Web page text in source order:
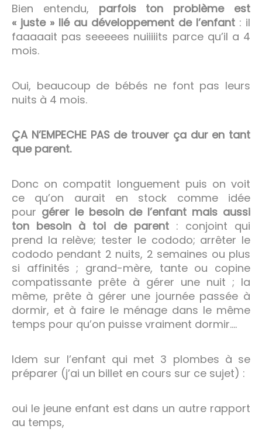
Bien entendu, parfois ton problème est
« juste » lié au développement de l’enfant : il
faaaaait pas seeeees nuiiiiits parce qu’il a 4
mois.
Oui, beaucoup de bébés ne font pas leurs
nuits à 4 mois.
ÇA N’EMPECHE PAS de trouver ça dur en tant
que parent.
Donc on compatit longuement puis on voit
ce qu’on aurait en stock comme idée
pour gérer le besoin de l’enfant mais aussi
ton besoin à toi de parent: conjoint qui
prend la relève; tester le cododo; arrêter le
cododo pendant 2 nuits, 2 semaines ou plus
si affinités ; grand-mère, tante ou copine
compatissante prête à gérer une nuit ; la
même, prête à gérer une journée passée à
dormir, et à faire le ménage dans le même
temps pour qu’on puisse vraiment dormir….
Idem sur l’enfant qui met 3 plombes à se
préparer (j’ai un billet en cours sur ce sujet) :
oui le jeune enfant est dans un autre rapport
au temps,